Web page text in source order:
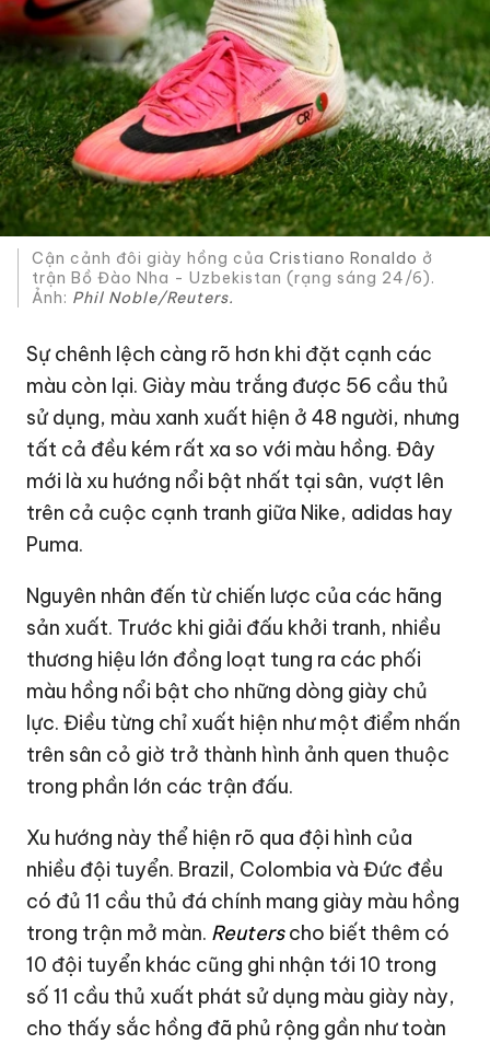
Cận cảnh đôi giày hồng củaCristiano Ronaldo ở
trận Bồ Đào Nha - Uzbekistan (rạng sáng 24/6).
Ảnh: Phil Noble/Reuters.
Sự chênh lệch càng rõ hơn khi đặt cạnh các
màu còn lại. Giày màu trắng được 56 cầu thủ
sử dụng, màu xanh xuất hiện ở 48 người, nhưng
tất cả đều kém rất xa so với màu hồng. Đây
mới là xu hướng nổi bật nhất tại sân, vượt lên
trên cả cuộc cạnh tranh giữa Nike, adidas hay
Puma.
Nguyên nhân đến từ chiến lược của các hãng
sản xuất. Trước khi giải đấu khởi tranh, nhiều
thương hiệu lớn đồng loạt tung ra các phối
màu hồng nổi bật cho những dòng giày chủ
lực. Điều từng chỉ xuất hiện như một điểm nhấn
trên sân cỏ giờ trở thành hình ảnh quen thuộc
trong phần lớn các trận đấu.
Xu hướng này thể hiện rõ qua đội hình của
nhiều đội tuyển. Brazil, Colombia và Đức đều
có đủ 11 cầu thủ đá chính mang giày màu hồng
trong trận mở màn. Reuterscho biết thêm có
10 đội tuyển khác cũng ghi nhận tới 10 trong
số 11 cầu thủ xuất phát sử dụng màu giày này,
cho thấy sắc hồng đã phủ rộng gần như toàn